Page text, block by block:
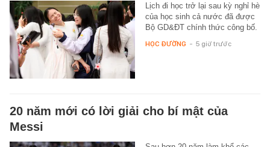
Lịch đi học trở lại sau kỳ nghỉ hè
của học sinh cả nước đã được
Bộ GD&ĐT chính thức công bố.
HỌC ĐƯỜNG - 5 giờ trước
20 năm mới có lời giải cho bí mật của
Messi